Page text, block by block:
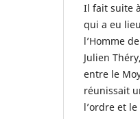
Il fait suite
qui a eu
l’Homme
Julien
entre le
réunissait
l’ordre et